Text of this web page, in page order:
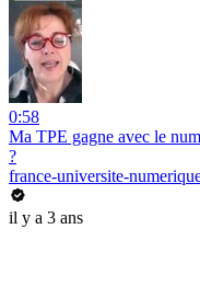
0:58
Ma TPE gagne avec le
?
france-universite-
il y a 3 ans